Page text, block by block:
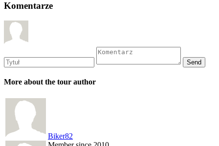
Komentarze
More about the tour author
Biker82